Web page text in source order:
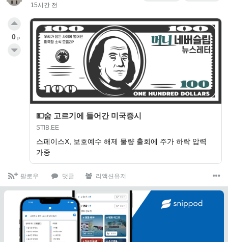
15시간 전
💵숨 고르기에 들어간 미국증시
STIB.EE
스페이스X, 보호예수 해제 물량 출회에 주가 하락 압력
가중
0 p
팔로우 댓글 리액션유저